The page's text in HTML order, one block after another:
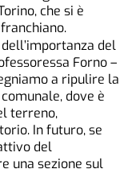
che si è
del
Forno –
a ripulire la
dove è
terreno,
In futuro, se
del
una sezione sul